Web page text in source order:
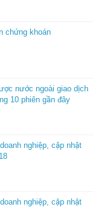
chứng khoán
nước ngoài giao dịch
10 phiên gần đây
nghiệp, cập nhật
nghiệp, cập nhật